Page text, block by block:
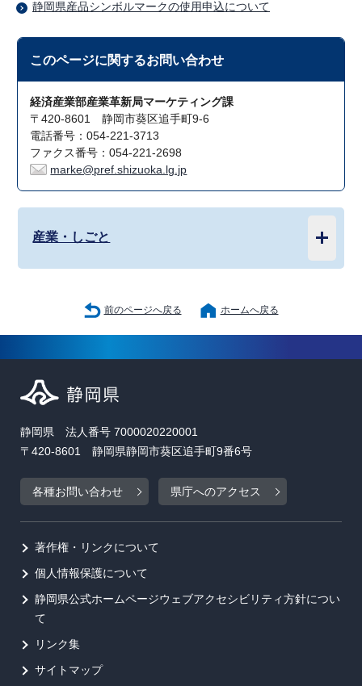
静岡県産品シンボルマークの使用申込について
このページに関するお問い合わせ
経済産業部産業革新局マーケティング課
〒420-8601 静岡市葵区追手町9-6
電話番号：054-221-3713
ファクス番号：054-221-2698
marke@pref.shizuoka.lg.jp
産業・しごと
前のページへ戻る ホームへ戻る
静岡県 法人番号 7000020220001
〒420-8601 静岡県静岡市葵区追手町9番6号
各種お問い合わせ 県庁へのアクセス
著作権・リンクについて
個人情報保護について
静岡県公式ホームページウェブアクセシビリティ方針につい
て
リンク集
サイトマップ